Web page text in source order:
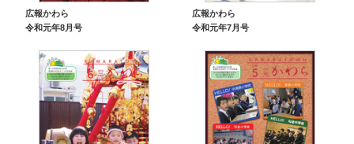
広報かわら
令和元年8月号
広報かわら
令和元年7月号